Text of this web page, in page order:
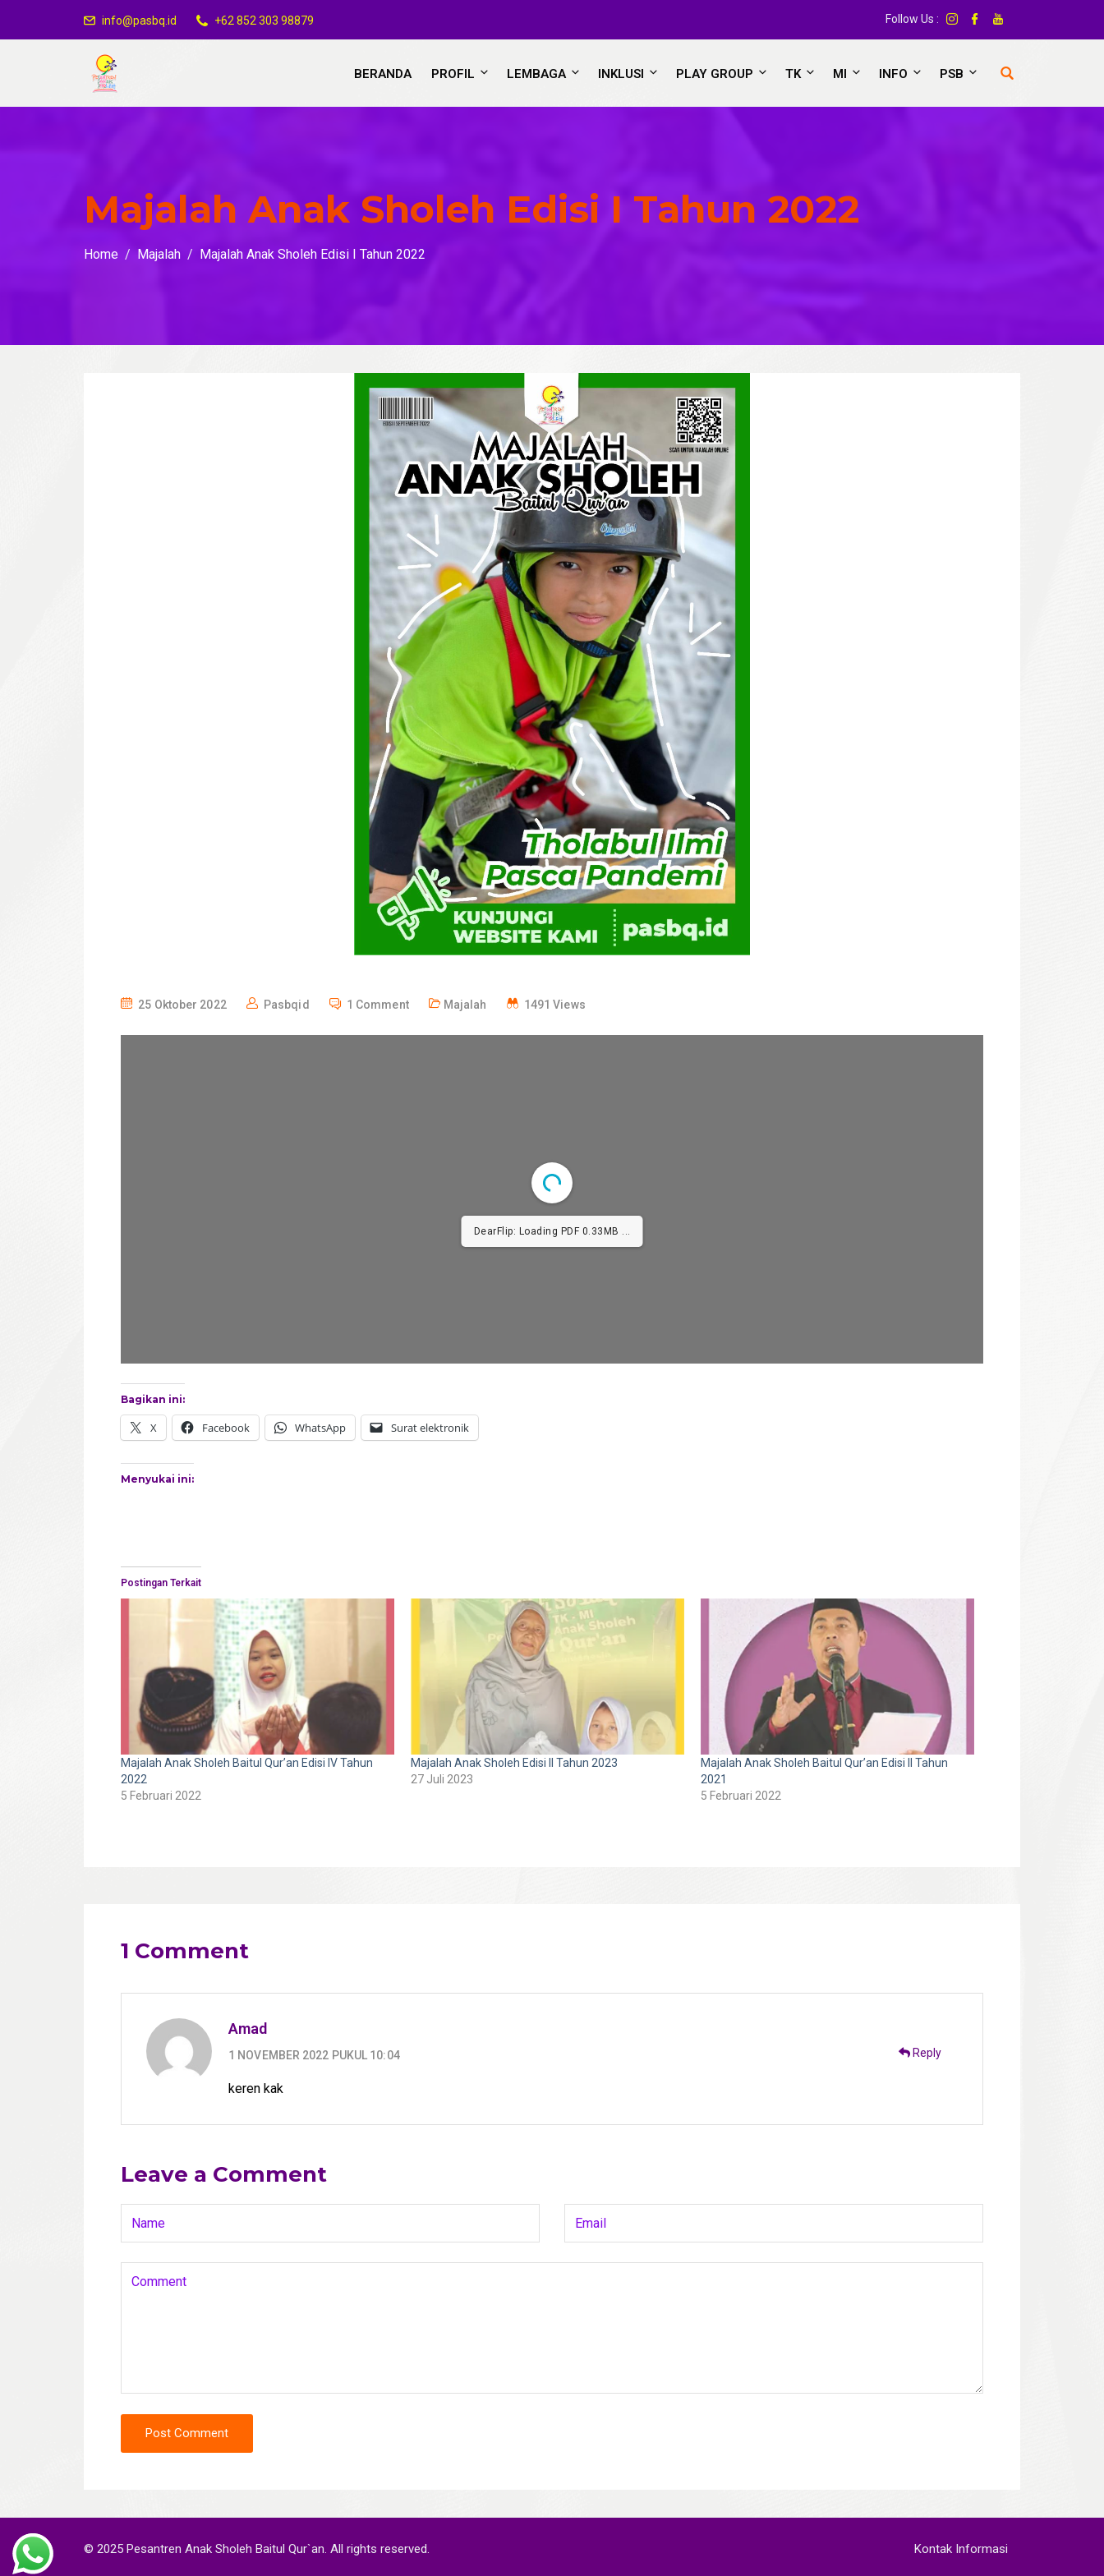
info@pasbq.id +62 852 303 98879 Follow Us :
BERANDA PROFIL LEMBAGA INKLUSI PLAY GROUP TK MI INFO PSB
Majalah Anak Sholeh Edisi I Tahun 2022
Home Majalah Majalah Anak Sholeh Edisi I Tahun 2022
P
25 Oktober 2022 Pasbqid 1 Comment Majalah 1491 Views
DearFlip: Loading PDF 1.71MB ...
Bagikan ini:
X Facebook WhatsApp Surat elektronik
Menyukai ini:
Postingan Terkait
Majalah Anak Sholeh Baitul Qur’an Edisi IV Tahun
2022
5 Februari 2022
Majalah Anak Sholeh Edisi II Tahun 2023
27 Juli 2023
Majalah Anak Sholeh Baitul Qur’an Edisi II Tahun
2021
5 Februari 2022
1 Comment
Amad
1 NOVEMBER 2022 PUKUL 10:04
keren kak
Reply
Leave a Comment
Post Comment
© 2025 Pesantren Anak Sholeh Baitul Qur`an. All rights reserved. Kontak Informasi